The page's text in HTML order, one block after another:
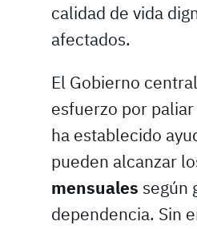
calidad de vida
afectados.
El Gobierno
esfuerzo por
ha establecido
pueden alcanzar
mensuales según
dependencia. Sin